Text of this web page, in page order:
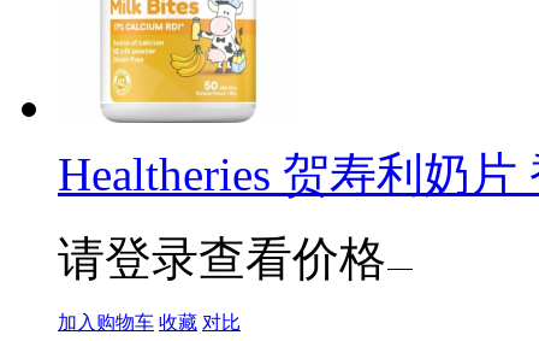
Healtheries 贺寿利奶
请登录查看价格
加入购物车 收藏 对比